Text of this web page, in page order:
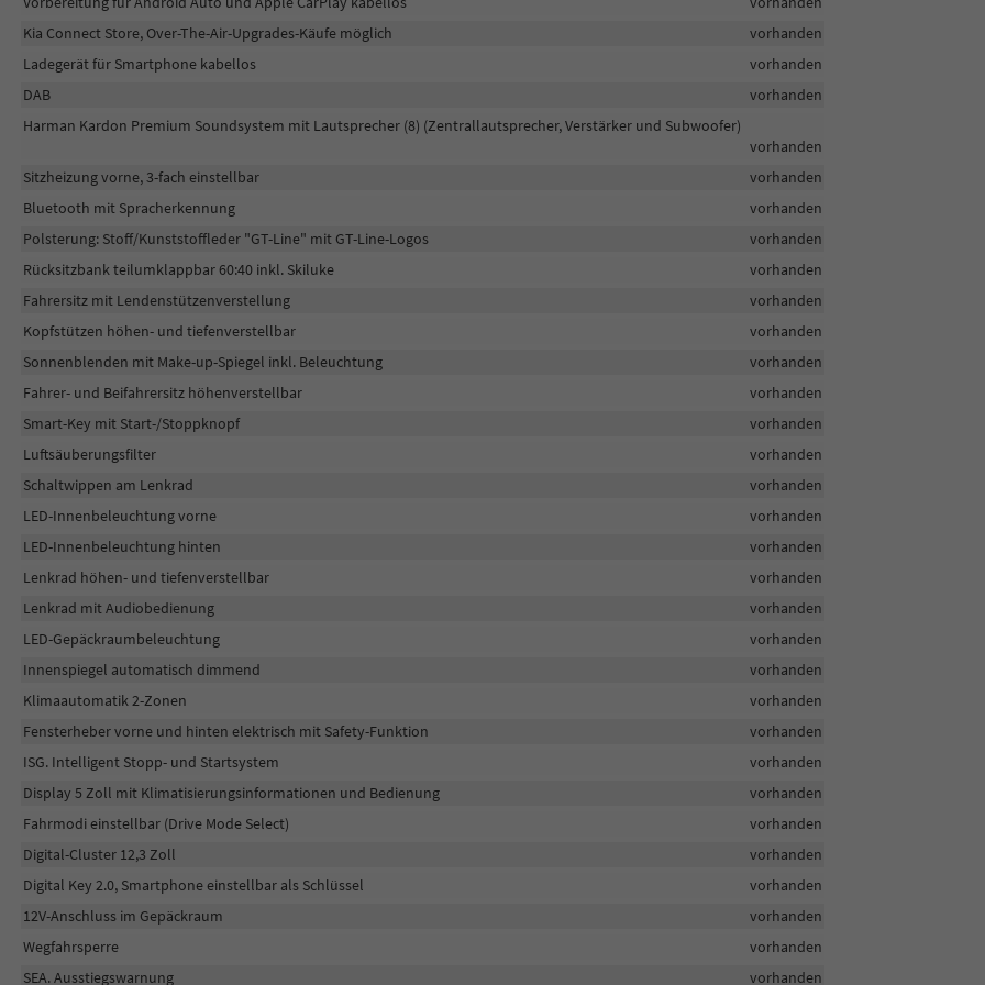
Kia Connect Store, Over-The-Air-Upgrades-Käufe möglich
vorhanden
Ladegerät für Smartphone kabellos
vorhanden
DAB
vorhanden
Harman Kardon Premium Soundsystem mit Lautsprecher (8) (Zentrallautsprecher, Verstärker und Subwoofer)
vorhanden
Sitzheizung vorne, 3-fach einstellbar
vorhanden
Bluetooth mit Spracherkennung
vorhanden
Polsterung: Stoff/Kunststoffleder "GT-Line" mit GT-Line-Logos
vorhanden
Rücksitzbank teilumklappbar 60:40 inkl. Skiluke
vorhanden
Fahrersitz mit Lendenstützenverstellung
vorhanden
Kopfstützen höhen- und tiefenverstellbar
vorhanden
Sonnenblenden mit Make-up-Spiegel inkl. Beleuchtung
vorhanden
Fahrer- und Beifahrersitz höhenverstellbar
vorhanden
Smart-Key mit Start-/Stoppknopf
vorhanden
Luftsäuberungsfilter
vorhanden
Schaltwippen am Lenkrad
vorhanden
LED-Innenbeleuchtung vorne
vorhanden
LED-Innenbeleuchtung hinten
vorhanden
Lenkrad höhen- und tiefenverstellbar
vorhanden
Lenkrad mit Audiobedienung
vorhanden
LED-Gepäckraumbeleuchtung
vorhanden
Innenspiegel automatisch dimmend
vorhanden
Klimaautomatik 2-Zonen
vorhanden
Fensterheber vorne und hinten elektrisch mit Safety-Funktion
vorhanden
ISG. Intelligent Stopp- und Startsystem
vorhanden
Display 5 Zoll mit Klimatisierungsinformationen und Bedienung
vorhanden
Fahrmodi einstellbar (Drive Mode Select)
vorhanden
Digital-Cluster 12,3 Zoll
vorhanden
Digital Key 2.0, Smartphone einstellbar als Schlüssel
vorhanden
12V-Anschluss im Gepäckraum
vorhanden
Wegfahrsperre
vorhanden
SEA. Ausstiegswarnung
vorhanden